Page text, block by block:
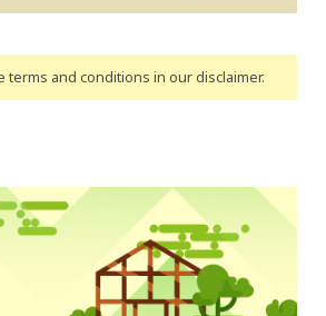
terms and conditions in our disclaimer.